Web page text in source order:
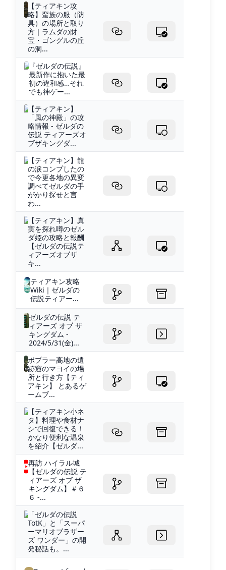
【ティアキン攻
略】蛮族の服（防
具）の場所と取り
方｜ラムダの財
宝・ゴングルの丘
の洞...
『ゼルダの伝説』
最新作に抱いた最
初の違和感…それ
でも神ゲー...
【ティアキン】
「風の神殿」の攻
略情報 - ゼルダの
伝説 ティアーズオ
ブザキングダ...
【ティアキン】龍
の涙コンプしたの
で今更各地の異変
調べてゼルダの手
がかり探せと言
わ...
【ティアキン】真
実を探れ噂のゼル
ダ姫の攻略と報酬
【ゼルダの伝説テ
ィアーズオブザ
キ...
ティアキン攻略
Wiki｜ゼルダの
伝説ティアー...
ゼルダの伝説 テ
ィアーズ オブ ザ
キングダム -
2024/5/31(金)...
ポプラー高地の遺
跡窟のマヨイの場
所と行き方【ティ
アキン】 とあるゲ
ームブ...
【ティアキン小ネ
タ】料理や食材ナ
シで回復できる！
かなり便利な温泉
を紹介【ゼルダ...
再訪 ハイラル城
【ゼルダの伝説 テ
ィアーズ オブ ザ
キングダム】＃６
６ -...
「ゼルダの伝説
TotK」と「スーパ
ーマリオブラザー
ズ ワンダー」の開
発秘話も。...